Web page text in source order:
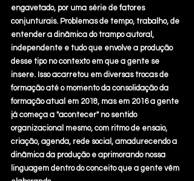
engavetado, por uma série de fatores
conjunturais. Problemas de tempo, trabalho, de
entender a dinâmica do trampo autoral,
independente e tudo que envolve a produção
desse tipo no contexto em que a gente se
insere. Isso acarretou em diversas trocas de
formação até o momento da consolidação da
formação atual em 2018, mas em 2016 a gente
já começa a "acontecer" no sentido
organizacional mesmo, com ritmo de ensaio,
criação, agenda, rede social, amadurecendo a
dinâmica da produção e aprimorando nossa
linguagem dentro do conceito que a gente vêm